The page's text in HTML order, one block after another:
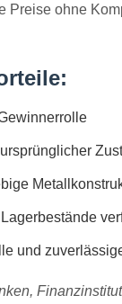
Preise ohne
und